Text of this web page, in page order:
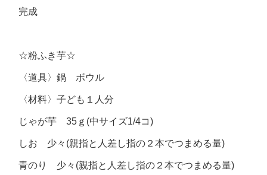
完成
☆粉ふき芋☆
〈道具〉鍋 ボウル
〈材料〉子ども１人分
じゃが芋 35ｇ(中サイズ1/4コ)
しお 少々(親指と人差し指の２本でつまめる量)
青のり 少々(親指と人差し指の２本でつまめる量)